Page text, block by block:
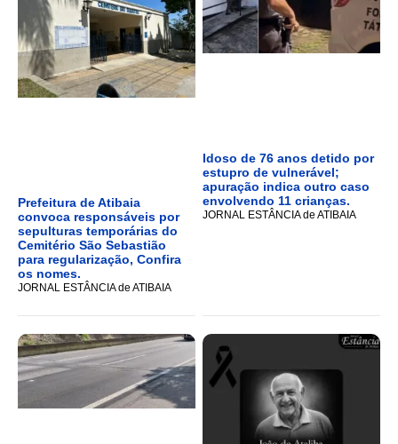
Prefeitura de Atibaia
convoca responsáveis por
sepulturas temporárias do
Cemitério São Sebastião
para regularização, Confira
os nomes.
JORNAL ESTÂNCIA de ATIBAIA
Idoso de 76 anos detido por
estupro de vulnerável;
apuração indica outro caso
envolvendo 11 crianças.
JORNAL ESTÂNCIA de ATIBAIA